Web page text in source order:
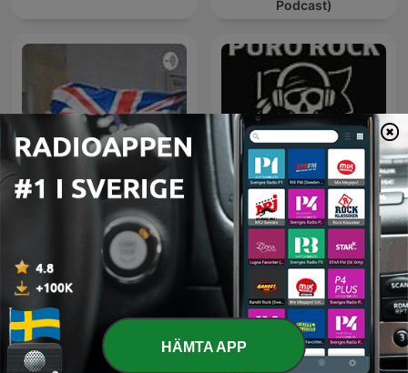
Podcast)
British Rock
Rock Puro Rock - Emisión
Pirata.
HÄMTA APP